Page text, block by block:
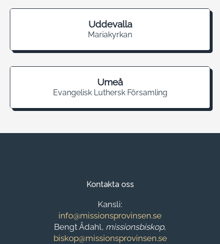
Uddevalla
Mariakyrkan
Umeå
Evangelisk Luthersk Församling
Kontakta oss
Kansli:
info@missionsprovinsen.se
Bengt Ådahl, missionsbiskop,
biskop@missionsprovinsen.se